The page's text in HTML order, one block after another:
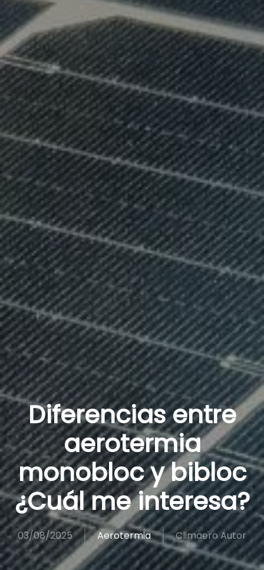
Diferencias entre
aerotermia
monobloc y bibloc
¿Cuál me interesa?
03/08/2025 Aerotermia Climaero Autor